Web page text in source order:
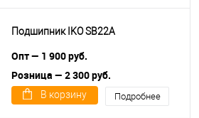
Подшипник IKO SB22A
Опт — 1 900 руб.
Розница — 2 300 руб.
В корзину Подробнее